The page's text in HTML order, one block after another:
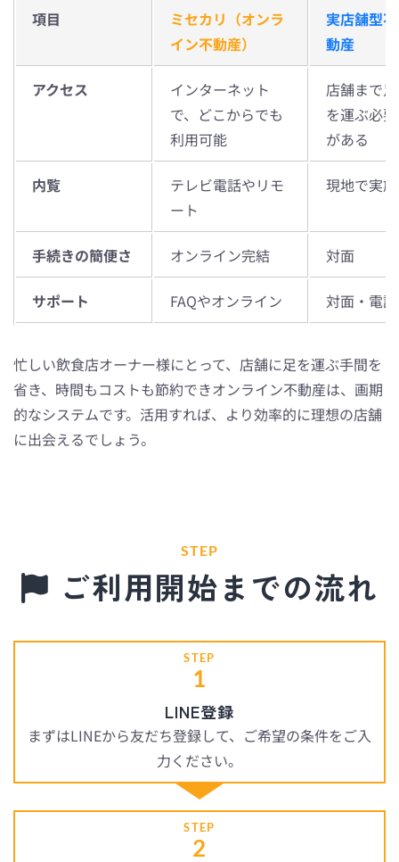
項目
ミセカリ（オンラ
イン不動産）
実店舗型不
動産
アクセス
インターネット
で、どこからでも
利用可能
店舗まで足
を運ぶ必要
がある
内覧
テレビ電話やリモ
ート
現地で実施
手続きの簡便さ オンライン完結 対面
サポート FAQやオンライン 対面・電話
忙しい飲食店オーナー様にとって、店舗に足を運ぶ手間を
省き、時間もコストも節約できオンライン不動産は、画期
的なシステムです。活用すれば、より効率的に理想の店舗
に出会えるでしょう。
STEP
ご利用開始までの流れ
STEP
1
LINE登録
まずはLINEから友だち登録して、ご希望の条件をご入
力ください。
STEP
2